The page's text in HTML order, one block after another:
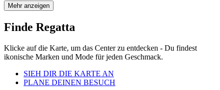
Mehr anzeigen
Finde Regatta
Klicke auf die Karte, um das Center zu entdecken - Du findest
ikonische Marken und Mode für jeden Geschmack.
SIEH DIR DIE KARTE AN
PLANE DEINEN BESUCH